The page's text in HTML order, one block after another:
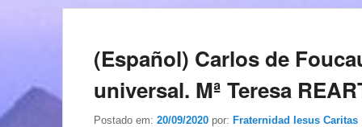
(Español) Carlos de
universal. Mª Teresa
Postado em: 20/09/2020 por: Fraternidad Iesus Caritas